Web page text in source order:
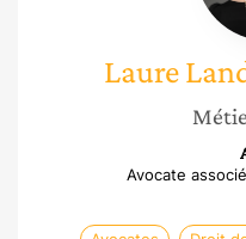
Laure
Avocate